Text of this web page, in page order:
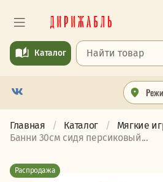
Каталог
Главная Каталог Мягкие
Банни 30см сидя персиковый...
Распродажа